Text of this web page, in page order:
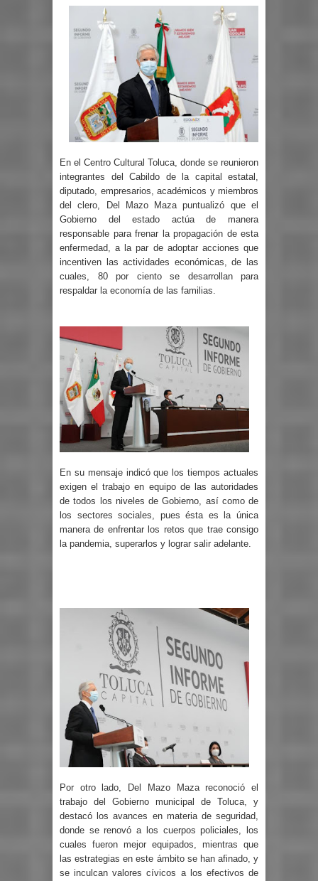
En el Centro Cultural Toluca, donde se reunieron
integrantes del Cabildo de la capital estatal,
diputado, empresarios, académicos y miembros
del clero, Del Mazo Maza puntualizó que el
Gobierno del estado actúa de manera
responsable para frenar la propagación de esta
enfermedad, a la par de adoptar acciones que
incentiven las actividades económicas, de las
cuales, 80 por ciento se desarrollan para
respaldar la economía de las familias.
En su mensaje indicó que los tiempos actuales
exigen el trabajo en equipo de las autoridades
de todos los niveles de Gobierno, así como de
los sectores sociales, pues ésta es la única
manera de enfrentar los retos que trae consigo
la pandemia, superarlos y lograr salir adelante.
Por otro lado, Del Mazo Maza reconoció el
trabajo del Gobierno municipal de Toluca, y
destacó los avances en materia de seguridad,
donde se renovó a los cuerpos policiales, los
cuales fueron mejor equipados, mientras que
las estrategias en este ámbito se han afinado, y
se inculcan valores cívicos a los efectivos de